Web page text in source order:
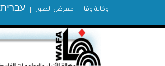
עברית معرض الصور وكالة وفا